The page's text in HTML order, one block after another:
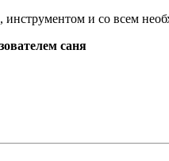
и со всем
саня